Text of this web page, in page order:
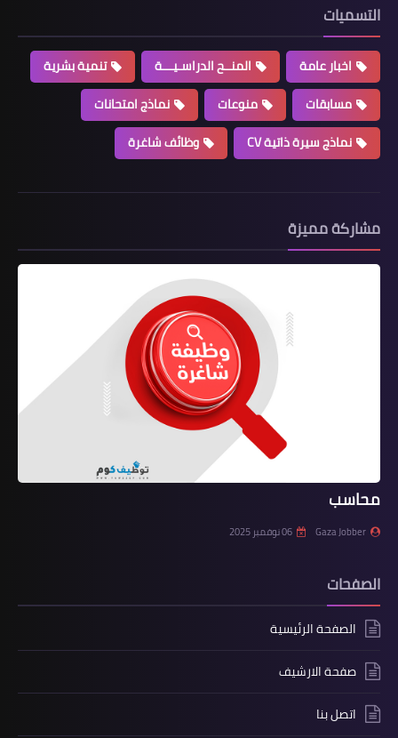
التسميات
اخبار عامة المنــح الدراسـيـــة
تنمية بشرية
مسابقات
منوعات
نماذج امتحانات
نماذج سيرة ذاتية CV
وظائف شاغرة
مشاركة مميزة
محاسب
Gaza Jobber 06 نوفمبر 2025
الصفحات
الصفحة الرئيسية
صفحة الارشيف
اتصل بنا